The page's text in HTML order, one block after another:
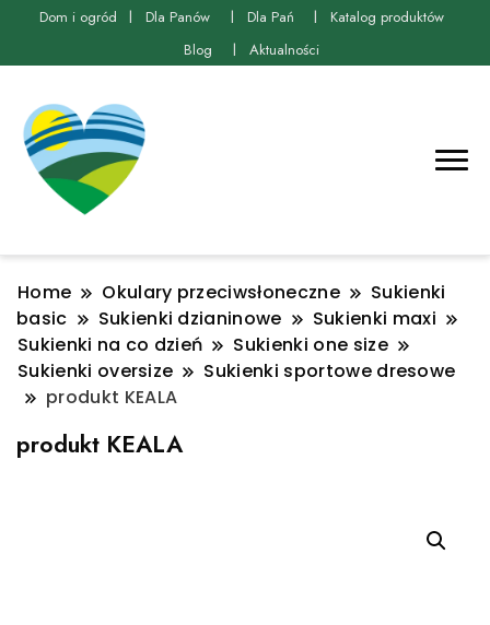
Dom i ogród Dla Panów Dla Pań
Katalog produktów
Blog
Aktualności
Home Okulary przeciwsłoneczne
Sukienki
basic
Sukienki dzianinowe
Sukienki maxi
Sukienki na co dzień
Sukienki one size
Sukienki oversize
Sukienki sportowe dresowe
produkt KEALA
produkt KEALA